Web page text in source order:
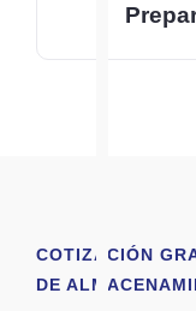
COTIZACIÓN
DE